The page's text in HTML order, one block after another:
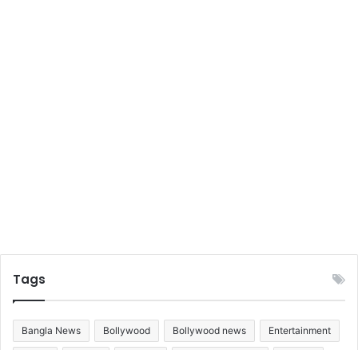
Tags
Bangla News Bollywood Bollywood news Entertainment